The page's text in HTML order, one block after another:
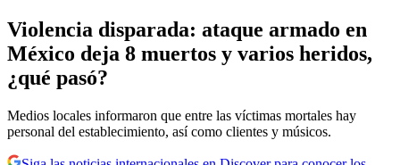
Violencia disparada: ataque armado en
México deja 8 muertos y varios heridos,
¿qué pasó?
Medios locales informaron que entre las víctimas mortales hay
personal del establecimiento, así como clientes y músicos.